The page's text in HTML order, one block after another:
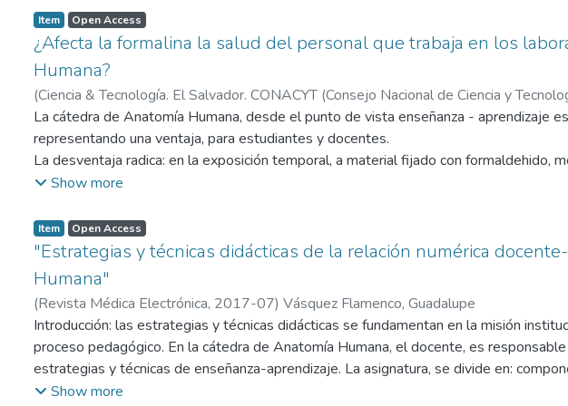
Item Open Access
¿Afecta la formalina la salud del personal que trabaja en los
Humana?
(Ciencia & Tecnología. El Salvador. CONACYT (Consejo Nacional de Ciencia y
Flamenco, Guadalupe
La cátedra de Anatomía Humana, desde el punto de vista enseñanza - aprendizaje
representando una ventaja, para estudiantes y docentes.
La desventaja radica: en la exposición temporal, a material fijado con formaldehido,
agregadas con una concentración específica, para evitar, la proliferación de
identificadas por los estudiantes. Lo cual, implica para el docente, incorporarse al
se traducen en años; para preparar el material cadavérico u otras piezas anatómicas,
proceso educativo y lograr una transformación académica en el educando.
Es importante mencionar, que la salud de todos los participantes, en esta ardua
estudiantes, docentes y laboratoristas; personas afectadas directamente,
estructuras corporales, consecuencias irreversibles en algunas ocasiones; que
Todas las situaciones antes mencionadas, son un incentivo para elaborar una
beneficiar a este personal, involucrado en la formación de los futuros profesionales,
Este artículo, representa un llamado de atención para los ministerios de Salud,
Show more
Item Open Access
"Estrategias y técnicas didácticas de la relación numérica
Humana"
(Revista Médica Electrónica, 2017-07) Vásquez Flamenco, Guadalupe
Introducción: las estrategias y técnicas didácticas se fundamentan en la misión
proceso pedagógico. En la cátedra de Anatomía Humana, el docente, es
estrategias y técnicas de enseñanza-aprendizaje. La asignatura, se divide en:
identificar las estrategias y técnicas didácticas aplicadas en las tres escuelas de
Show more